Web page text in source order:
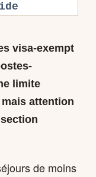
visa-exempt
limite
attention
de moins